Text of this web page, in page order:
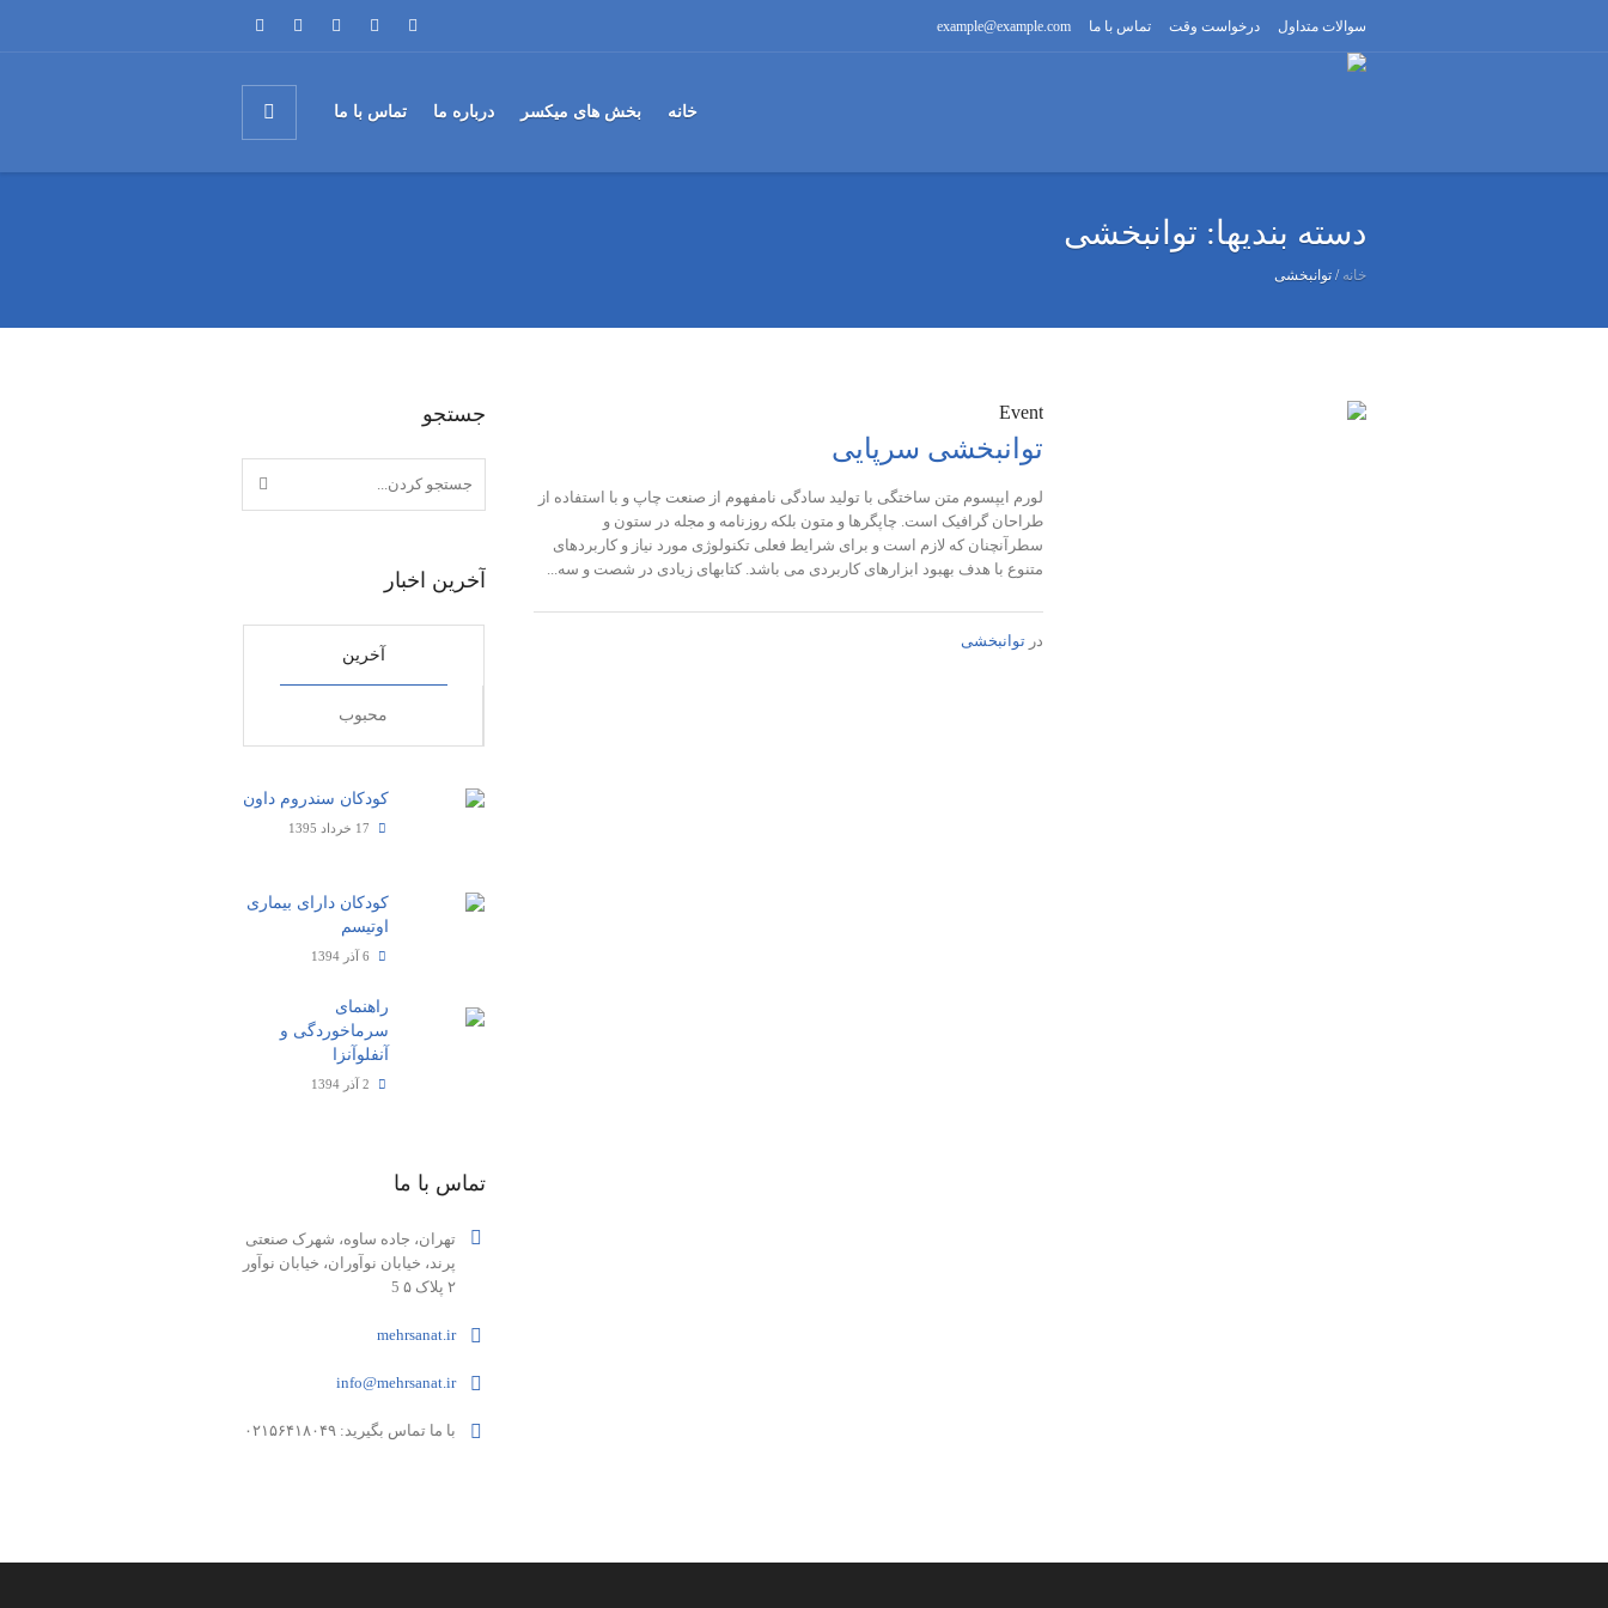
سوالات متداول درخواست وقت تماس با ما example@example.com
خانه بخش های میکسر درباره ما تماس با ما
دسته بندیها: توانبخشی
خانه / توانبخشی
Event
توانبخشی سرپایی
لورم ایپسوم متن ساختگی با تولید سادگی نامفهوم از صنعت چاپ و با استفاده از
طراحان گرافیک است. چاپگرها و متون بلکه روزنامه و مجله در ستون و
سطرآنچنان که لازم است و برای شرایط فعلی تکنولوژی مورد نیاز و کاربردهای
متنوع با هدف بهبود ابزارهای کاربردی می باشد. کتابهای زیادی در شصت و سه...
در توانبخشی
جستجو
آخرین اخبار
آخرین
محبوب
کودکان سندروم داون
17 خرداد 1395
کودکان دارای بیماری
اوتیسم
6 آذر 1394
راهنمای
سرماخوردگی و
آنفلوآنزا
2 آذر 1394
تماس با ما
تهران، جاده ساوه، شهرک صنعتی
پرند، خیابان نوآوران، خیابان نوآور
۲ پلاک ۵ 5
mehrsanat.ir
info@mehrsanat.ir
با ما تماس بگیرید: ۰۲۱۵۶۴۱۸۰۴۹